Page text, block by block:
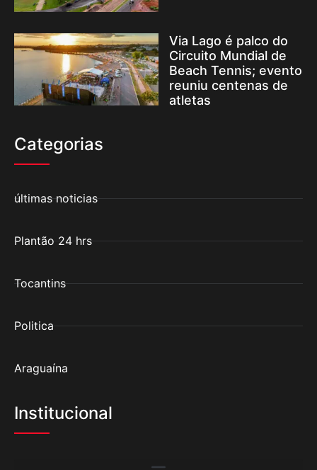
Via Lago é palco do
Circuito Mundial de
Beach Tennis; evento
reuniu centenas de
atletas
Categorias
últimas noticias
Plantão 24 hrs
Tocantins
Politica
Araguaína
Institucional